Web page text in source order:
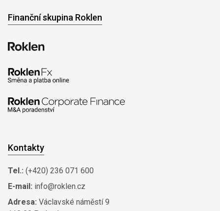
Finanční skupina Roklen
Kontakty
Tel.: (+420) 236 071 600
E-mail: info@roklen.cz
Adresa: Václavské náměstí 9